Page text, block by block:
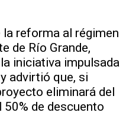
reforma al régimen
de Río Grande,
iniciativa impulsada
advirtió que, si
eliminará del
de descuento